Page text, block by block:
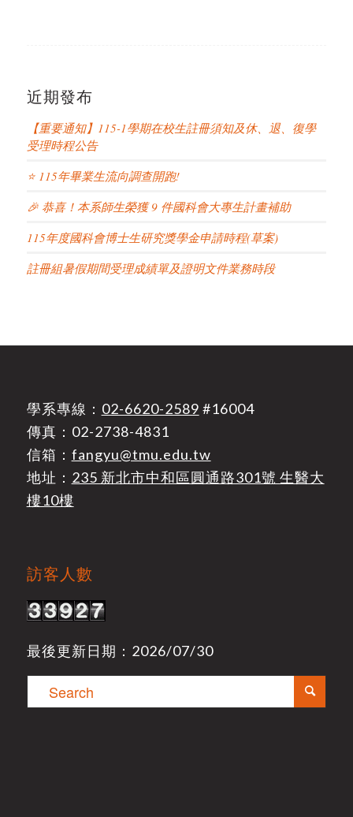
近期發布
【重要通知】115-1學期在校生註冊須知及休、退、復學
受理時程公告
⭐ 115年畢業生流向調查開跑!
🎉 恭喜！本系師生榮獲 9 件國科會大專生計畫補助
115年度國科會博士生研究獎學金申請時程(草案)
註冊組暑假期間受理成績單及證明文件業務時段
學系專線： 02-6620-2589 #16004
傳真：02-2738-4831
信箱： fangyu@tmu.edu.tw
地址： 235 新北市中和區圓通路301號 生醫大
樓10樓
訪客人數
最後更新日期：2026/07/30